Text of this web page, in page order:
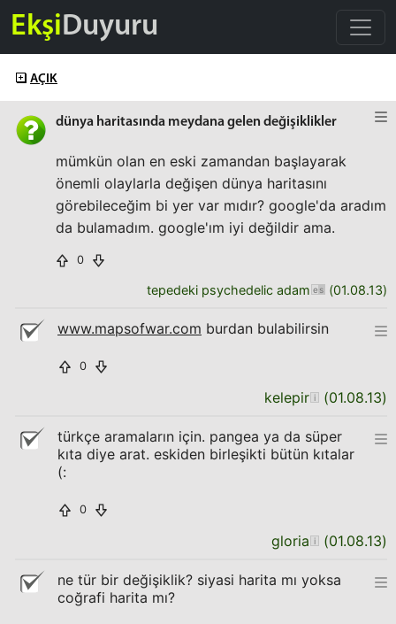
EkşiDuyuru
AÇIK
dünya haritasında meydana gelen değişiklikler
mümkün olan en eski zamandan başlayarak
önemli olaylarla değişen dünya haritasını
görebileceğim bi yer var mıdır? google'da aradım
da bulamadım. google'ım iyi değildir ama.
0
tepedeki psychedelic adam (01.08.13)
www.mapsofwar.com burdan bulabilirsin
0
kelepir (01.08.13)
türkçe aramaların için. pangea ya da süper
kıta diye arat. eskiden birleşikti bütün kıtalar
(:
0
gloria (01.08.13)
ne tür bir değişiklik? siyasi harita mı yoksa
coğrafi harita mı?